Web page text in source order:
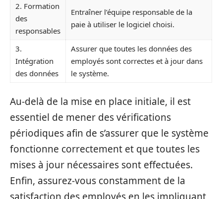
2. Formation
des
responsables
Entraîner l’équipe responsable de la
paie à utiliser le logiciel choisi.
3.
Intégration
des données
Assurer que toutes les données des
employés sont correctes et à jour dans
le système.
Au-delà de la mise en place initiale, il est
essentiel de mener des vérifications
périodiques afin de s’assurer que le système
fonctionne correctement et que toutes les
mises à jour nécessaires sont effectuées.
Enfin, assurez-vous constamment de la